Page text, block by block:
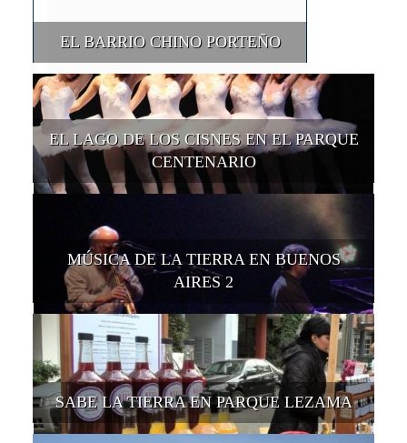
EL BARRIO CHINO PORTEÑO
EL LAGO DE LOS CISNES EN EL PARQUE
CENTENARIO
MÚSICA DE LA TIERRA EN BUENOS
AIRES 2
SABE LA TIERRA EN PARQUE LEZAMA